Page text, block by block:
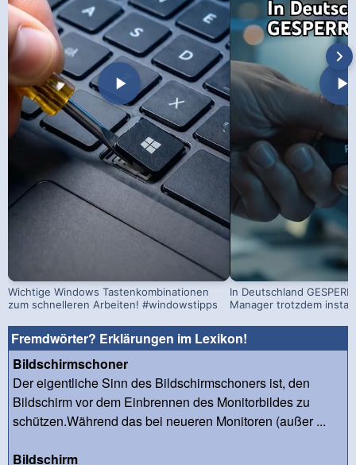
Wichtige Windows Tastenkombinationen
zum schnelleren Arbeiten! #windowstipps
In Deutschland
Manager trotzdem
Fremdwörter? Erklärungen im Lexikon!
Bildschirmschoner
Der eigentliche Sinn des Bildschirmschoners ist, den
Bildschirm vor dem Einbrennen des Monitorbildes zu
schützen.Während das bei neueren Monitoren (außer ...
Bildschirm